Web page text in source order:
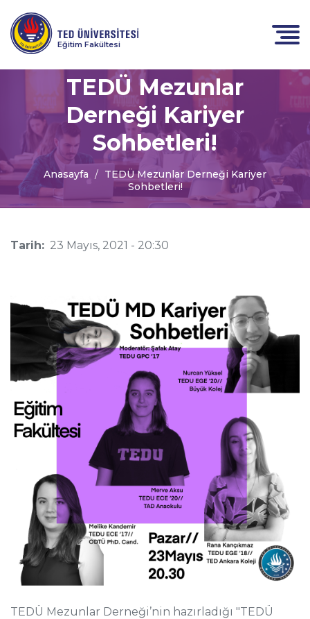
Eğitim Fakültesi
TEDÜ Mezunlar
Derneği Kariyer
Sohbetleri!
Anasayfa
TEDÜ Mezunlar Derneği Kariyer
Sohbetleri!
Tarih: 23 Mayıs, 2021 - 20:30
TEDÜ Mezunlar Derneği’nin hazırladığı "TEDÜ